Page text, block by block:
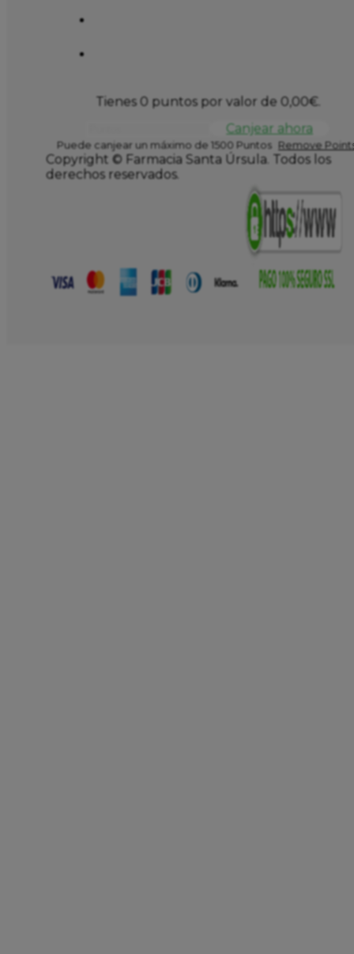
Tienes 0 puntos por valor de 0,00€.
Canjear ahora
Puede canjear un máximo de 1500 Puntos Remove
Copyright © Farmacia Santa Úrsula. Todos los
derechos reservados.